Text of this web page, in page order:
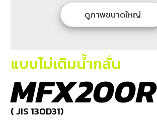
แบตเตอรี่
ข่าว
เเละ
กิจกรรม
ดูภาพขนาดใหญ่
แบบไม่เติมน้ำกลั่น
MFX200R
( JIS 130D31)